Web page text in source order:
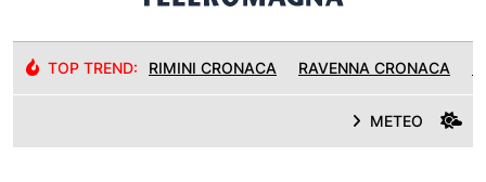
TOP TREND: RIMINI CRONACA RAVENNA CRONACA
METEO